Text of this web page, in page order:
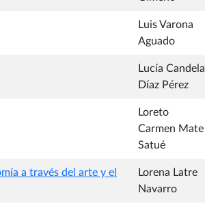
Luis Varona
Aguado
Lucía Candela
Díaz Pérez
Loreto
Carmen Mate
Satué
a través del arte y el
Lorena Latre
Navarro